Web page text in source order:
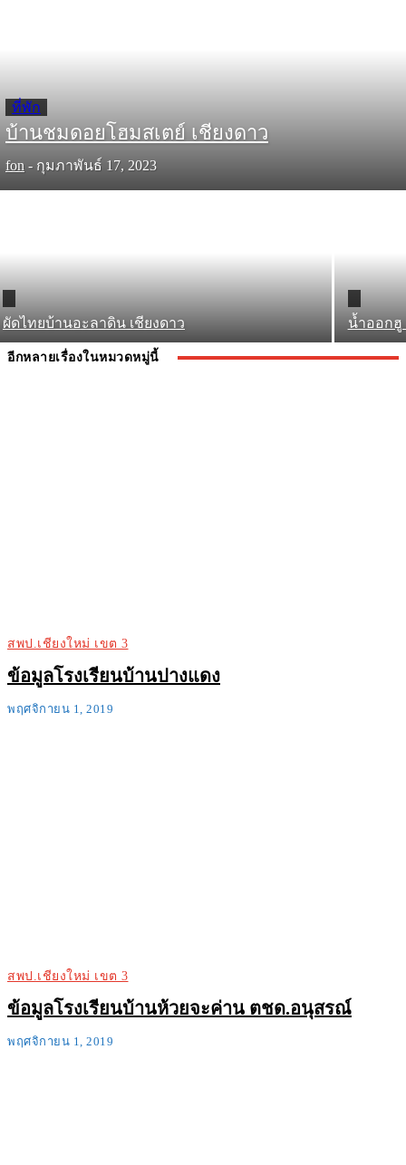
ที่พัก
บ้านชมดอยโฮมสเตย์ เชียงดาว
fon - กุมภาพันธ์ 17, 2023
ผัดไทยบ้านอะลาดิน เชียงดาว น้ำออกฮู
อีกหลายเรื่องในหมวดหมู่นี้
สพป.เชียงใหม่ เขต 3
ข้อมูลโรงเรียนบ้านปางแดง
พฤศจิกายน 1, 2019
สพป.เชียงใหม่ เขต 3
ข้อมูลโรงเรียนบ้านห้วยจะค่าน ตชด.อนุสรณ์
พฤศจิกายน 1, 2019